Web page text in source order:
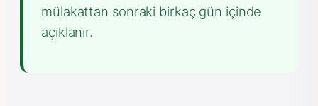
mülakattan sonraki birkaç gün içinde
açıklanır.